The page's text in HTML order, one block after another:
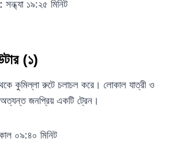
সন্ধ্যা ১৯:২৫ মিনিট
(১)
কুমিল্লা রুটে চলাচল করে। লোকাল যাত্রী ও
অত্যন্ত জনপ্রিয় একটি ট্রেন।
০৯:৪০ মিনিট